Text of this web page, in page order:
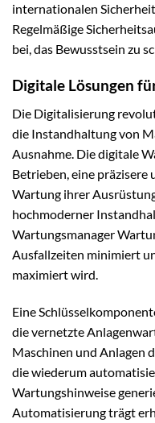
internationalen
Regelmäßige
bei, das Bewusstsein zu
Digitale Lösungen
Die Digitalisierung
die Instandhaltung von
Ausnahme. Die digitale
Betrieben, eine
Wartung ihrer
hochmoderner
Wartungsmanager
Ausfallzeiten minimiert
maximiert wird.
Eine
die vernetzte
Maschinen und Anlagen
die wiederum
Wartungshinweise
Automatisierung trägt